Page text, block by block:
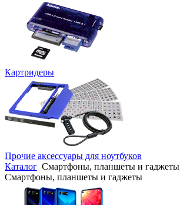
Картридеры
Прочие аксессуары для ноутбуков
Каталог Смартфоны, планшеты и гаджеты
Смартфоны, планшеты и гаджеты